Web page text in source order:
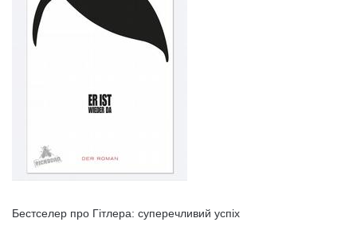
Бестселер про Гітлера: суперечливий успіх